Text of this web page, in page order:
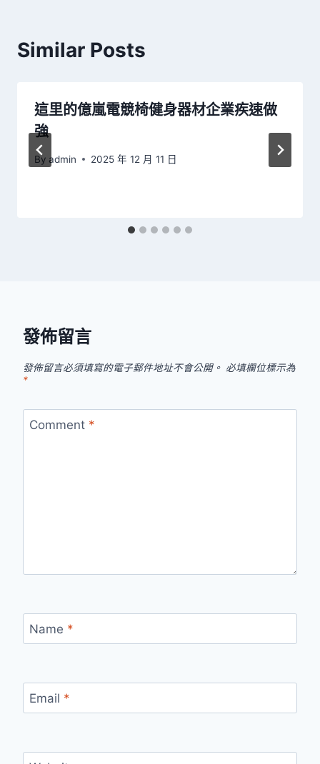
Similar Posts
這里的億嵐電競椅健身器材企業疾速做
強
By admin 2025 年 12 月 11 日
發佈留言
發佈留言必須填寫的電子郵件地址不會公開。 必填欄位標示為
*
Comment *
Name *
Email *